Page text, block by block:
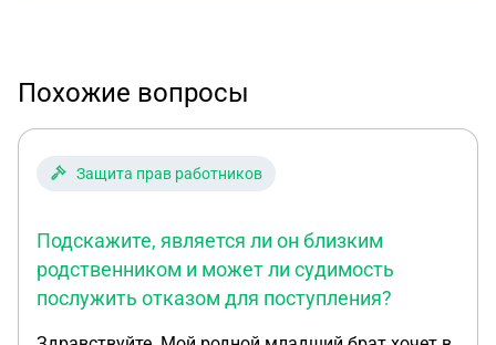
Похожие вопросы
Защита прав работников
Подскажите, является ли он близким
родственником и может ли судимость
послужить отказом для поступления?